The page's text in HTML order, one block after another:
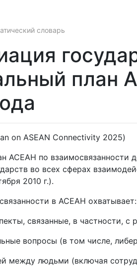
словарь
план
on ASEAN Connectivity 2025)
АСЕАН по взаимосвязанности
во всех сферах
2010 г.).
в АСЕАН охватывает:
связанные, в частности,
вопросы (в том числе,
между людьми (включая